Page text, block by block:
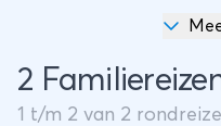
2
1 t/m 2 van 2